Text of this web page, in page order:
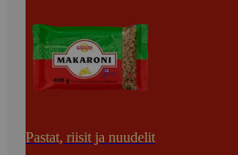
Pastat, riisit ja nuudelit